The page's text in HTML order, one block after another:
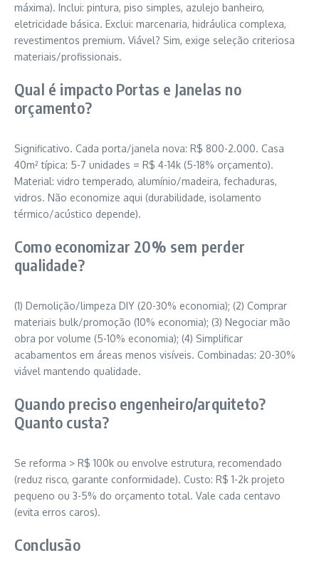
máxima). Inclui: pintura, piso simples, azulejo banheiro,
eletricidade básica. Exclui: marcenaria, hidráulica complexa,
revestimentos premium. Viável? Sim, exige seleção criteriosa
materiais/profissionais.
Qual é impacto Portas e Janelas no
orçamento?
Significativo. Cada porta/janela nova: R$ 800-2.000. Casa
40m² típica: 5-7 unidades = R$ 4-14k (5-18% orçamento).
Material: vidro temperado, alumínio/madeira, fechaduras,
vidros. Não economize aqui (durabilidade, isolamento
térmico/acústico depende).
Como economizar 20% sem perder
qualidade?
(1) Demolição/limpeza DIY (20-30% economia); (2) Comprar
materiais bulk/promoção (10% economia); (3) Negociar mão
obra por volume (5-10% economia); (4) Simplificar
acabamentos em áreas menos visíveis. Combinadas: 20-30%
viável mantendo qualidade.
Quando preciso engenheiro/arquiteto?
Quanto custa?
Se reforma > R$ 100k ou envolve estrutura, recomendado
(reduz risco, garante conformidade). Custo: R$ 1-2k projeto
pequeno ou 3-5% do orçamento total. Vale cada centavo
(evita erros caros).
Conclusão